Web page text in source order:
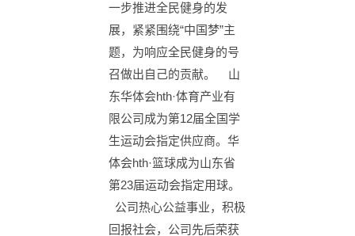
一步推进全民健身的发
展，紧紧围绕“中国梦”主
题，为响应全民健身的号
召做出自己的贡献。 山
东华体会hth·体育产业有
限公司成为第12届全国学
生运动会指定供应商。华
体会hth·篮球成为山东省
第23届运动会指定用球。
公司热心公益事业，积极
回报社会，公司先后荣获